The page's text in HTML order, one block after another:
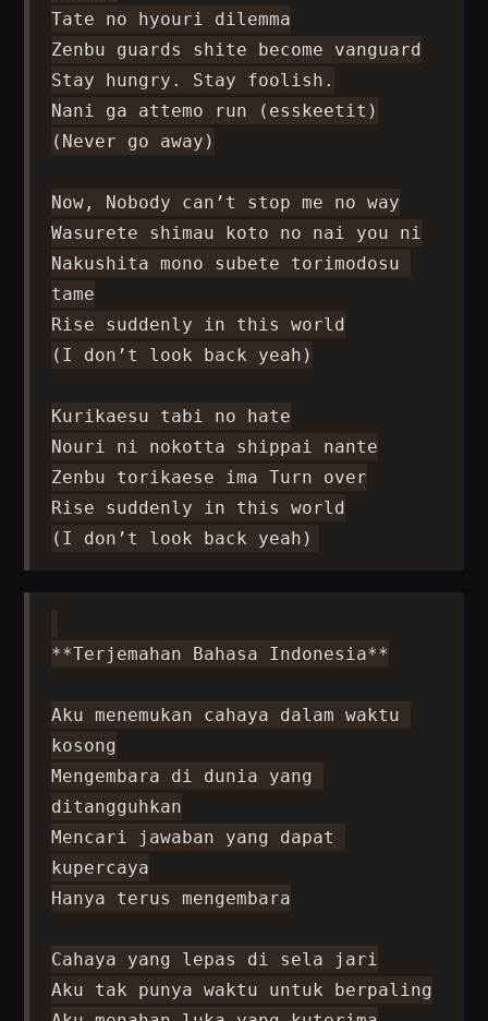
Tate no hyouri dilemma
Zenbu guards shite become vanguard
Stay hungry. Stay foolish.
Nani ga attemo run (esskeetit)
(Never go away)
Now, Nobody can’t stop me no way
Wasurete shimau koto no nai you ni
Nakushita mono subete torimodosu
tame
Rise suddenly in this world
(I don’t look back yeah)
Kurikaesu tabi no hate
Nouri ni nokotta shippai nante
Zenbu torikaese ima Turn over
Rise suddenly in this world
(I don’t look back yeah)
**Terjemahan Bahasa Indonesia**
Aku menemukan cahaya dalam waktu
kosong
Mengembara di dunia yang
ditangguhkan
Mencari jawaban yang dapat
kupercaya
Hanya terus mengembara
Cahaya yang lepas di sela jari
Aku tak punya waktu untuk berpaling